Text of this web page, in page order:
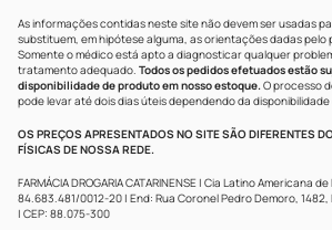
As informações contidas neste site não devem ser usadas
substituem, em hipótese alguma, as orientações dadas pelo
Somente o médico está apto a diagnosticar qualquer
tratamento adequado. Todos os pedidos efetuados estão
disponibilidade de produto em nosso estoque.O processo
pode levar até dois dias úteis dependendo da
OS PREÇOS APRESENTADOS NO SITE SÃO DIFERENTES
FÍSICAS DE NOSSA REDE.
FARMÁCIA DROGARIA CATARINENSE | Cia Latino Americana
84.683.481/0012-20 | End: Rua Coronel Pedro Demoro,
| CEP: 88.075-300